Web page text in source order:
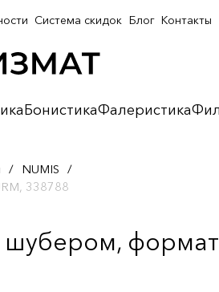
БонистикаФалеристика
Система скидок Блог Контакты
/ NUMIS /
338788